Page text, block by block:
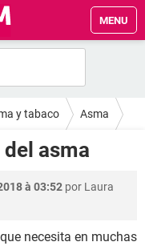
MENU
y tabaco Asma
asma
à 03:52 por Laura
necesita en muchas